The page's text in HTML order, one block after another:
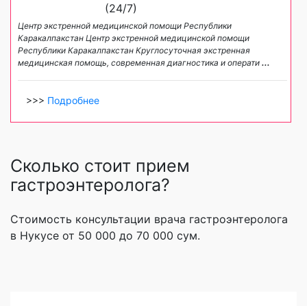
(24/7)
Центр экстренной медицинской помощи Республики
Каракалпакстан Центр экстренной медицинской помощи
Республики Каракалпакстан Круглосуточная экстренная
медицинская помощь, современная диагностика и операти ...
>>> Подробнее
Сколько стоит прием
гастроэнтеролога?
Стоимость консультации врача гастроэнтеролога
в Нукусе от 50 000 до 70 000 сум.